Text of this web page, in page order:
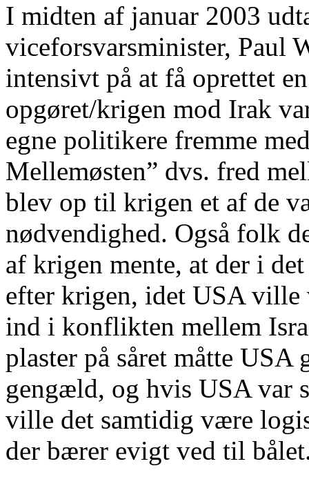
I midten af januar 2003
viceforsvarsminister, Paul
intensivt på at få oprettet
opgøret/krigen mod Irak
egne politikere fremme
Mellemøsten” dvs. fred
blev op til krigen et af de
nødvendighed. Også folk
af krigen mente, at der i
efter krigen, idet USA
ind i konflikten mellem
plaster på såret måtte
gengæld, og hvis USA var
ville det samtidig være
der bærer evigt ved til